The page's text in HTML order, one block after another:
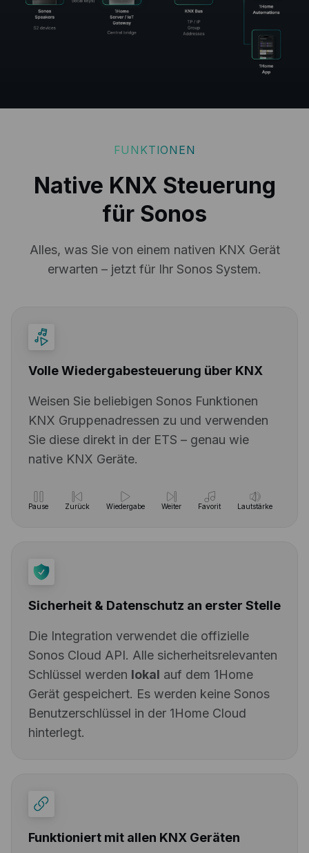
FUNKTIONEN
Native KNX Steuerung
für Sonos
Alles, was Sie von einem nativen KNX Gerät
erwarten – jetzt für Ihr Sonos System.
Volle Wiedergabesteuerung über KNX
Weisen Sie beliebigen Sonos Funktionen
KNX Gruppenadressen zu und verwenden
Sie diese direkt in der ETS – genau wie
native KNX Geräte.
Pause Zurück Wiedergabe Weiter Favorit Lautstärke
Sicherheit & Datenschutz an erster Stelle
Die Integration verwendet die offizielle
Sonos Cloud API. Alle sicherheitsrelevanten
Schlüssel werden lokal auf dem 1Home
Gerät gespeichert. Es werden keine Sonos
Benutzerschlüssel in der 1Home Cloud
hinterlegt.
Funktioniert mit allen KNX Geräten